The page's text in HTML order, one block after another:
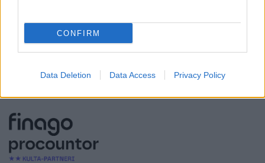
CONFIRM
Data Deletion Data Access Privacy Policy
YHTEYSTIEDOT
KATSO YHTEYSTIEDOT